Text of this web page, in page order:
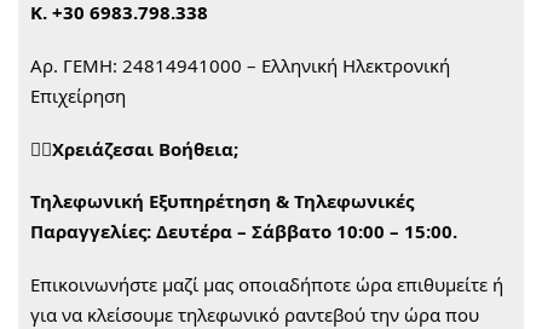
Κ. +30 6983.798.338
Αρ. ΓΕΜΗ: 24814941000 – Ελληνική Ηλεκτρονική
Επιχείρηση
🙋‍♀️Χρειάζεσαι Βοήθεια;
Τηλεφωνική Εξυπηρέτηση & Τηλεφωνικές
Παραγγελίες: Δευτέρα – Σάββατο 10:00 – 15:00.
Επικοινωνήστε μαζί μας οποιαδήποτε ώρα επιθυμείτε ή
για να κλείσουμε τηλεφωνικό ραντεβού την ώρα που